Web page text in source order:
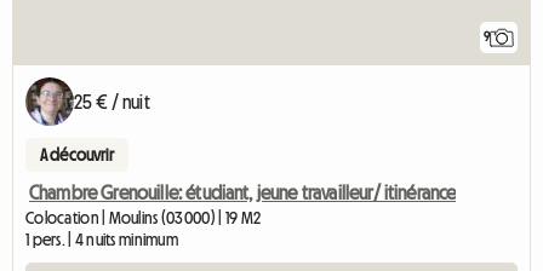
9
25 € / nuit
A découvrir
Chambre Grenouille: étudiant, jeune travailleur/ itinérance
Colocation | Moulins (03000) | 19 M2
1 pers. | 4 nuits minimum